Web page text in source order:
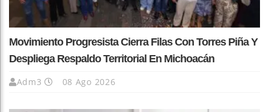
Movimiento Progresista Cierra Filas Con Torres Piña Y
Despliega Respaldo Territorial En Michoacán
Adm3 08 Ago 2026